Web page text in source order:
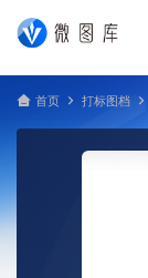
首页 打标图档